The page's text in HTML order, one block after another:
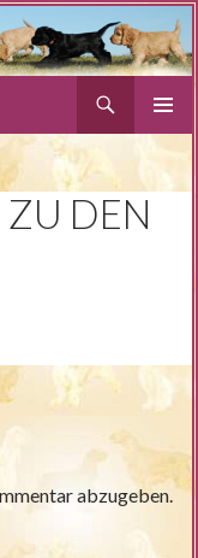
ZU DEN
abzugeben.